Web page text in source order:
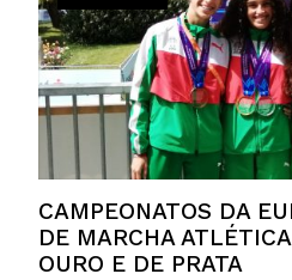
CAMPEONATOS DA
DE MARCHA
OURO E DE PRATA